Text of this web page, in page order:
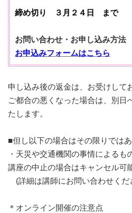
締め切り ３月２４ 日 まで
お問い合わせ・お申し込み方法
お申込みフォームはこちら
申し込み後の返金は、お受けして
ご都合の悪くなった場合は、別日
たします。
■但し以下の場合はその限りではあ
・天災や交通機関の事情によるも
講座の中止の場合はキャンセル可
(詳細は講師にお問い合わせくだ
＊オンライン開催の注意点